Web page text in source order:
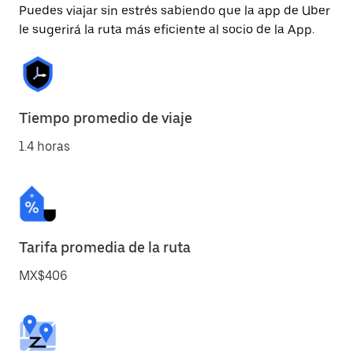
Puedes viajar sin estrés sabiendo que la app de Uber
le sugerirá la ruta más eficiente al socio de la App.
Tiempo promedio de viaje
1.4 horas
Tarifa promedia de la ruta
MX$406